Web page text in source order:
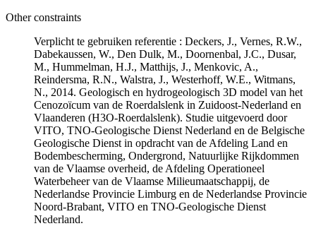
Other constraints
Verplicht te gebruiken referentie : Deckers, J., Vernes, R.W.,
Dabekaussen, W., Den Dulk, M., Doornenbal, J.C., Dusar,
M., Hummelman, H.J., Matthijs, J., Menkovic, A.,
Reindersma, R.N., Walstra, J., Westerhoff, W.E., Witmans,
N., 2014. Geologisch en hydrogeologisch 3D model van het
Cenozoïcum van de Roerdalslenk in Zuidoost-Nederland en
Vlaanderen (H3O-Roerdalslenk). Studie uitgevoerd door
VITO, TNO-Geologische Dienst Nederland en de Belgische
Geologische Dienst in opdracht van de Afdeling Land en
Bodembescherming, Ondergrond, Natuurlijke Rijkdommen
van de Vlaamse overheid, de Afdeling Operationeel
Waterbeheer van de Vlaamse Milieumaatschappij, de
Nederlandse Provincie Limburg en de Nederlandse Provincie
Noord-Brabant, VITO en TNO-Geologische Dienst
Nederland.